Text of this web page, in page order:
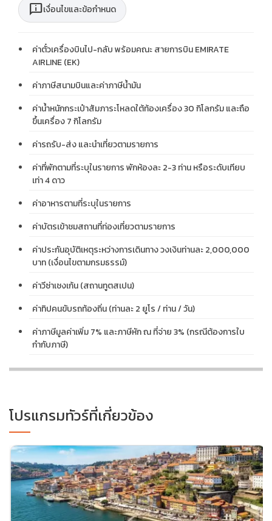
chat_infoเงื่อนไขและข้อกำหนด
ค่าตั๋วเครื่องบินไป-กลับ พร้อมคณะ สายการบิน EMIRATE
AIRLINE (EK)
ค่าภาษีสนามบินและค่าภาษีน้ำมัน
ค่าน้ำหนักกระเป๋าสัมภาระโหลดใต้ท้องเครื่อง 30 กิโลกรัม และถือ
ขึ้นเครื่อง 7 กิโลกรัม
ค่ารถรับ-ส่ง และนำเที่ยวตามรายการ
ค่าที่พักตามที่ระบุในรายการ พักห้องละ 2-3 ท่าน หรือระดับเทียบ
เท่า 4 ดาว
ค่าอาหารตามที่ระบุในรายการ
ค่าบัตรเข้าชมสถานที่ท่องเที่ยวตามรายการ
ค่าประกันอุบัติเหตุระหว่างการเดินทาง วงเงินท่านละ 2,000,000
บาท (เงื่อนไขตามกรมธรรม์)
ค่าวีซ่าเชงเก้น (สถานทูตสเปน)
ค่าทิปคนขับรถท้องถิ่น (ท่านละ 2 ยูโร / ท่าน / วัน)
ค่าภาษีมูลค่าเพิ่ม 7% และภาษีหัก ณ ที่จ่าย 3% (กรณีต้องการใบ
กำกับภาษี)
โปรแกรมทัวร์ที่เกี่ยวข้อง